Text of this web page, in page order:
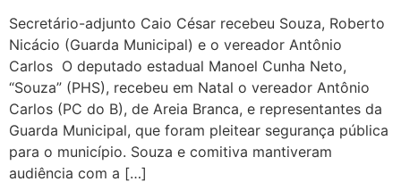
Secretário-adjunto Caio César recebeu Souza, Roberto
Nicácio (Guarda Municipal) e o vereador Antônio
Carlos O deputado estadual Manoel Cunha Neto,
“Souza” (PHS), recebeu em Natal o vereador Antônio
Carlos (PC do B), de Areia Branca, e representantes da
Guarda Municipal, que foram pleitear segurança pública
para o município. Souza e comitiva mantiveram
audiência com a […]